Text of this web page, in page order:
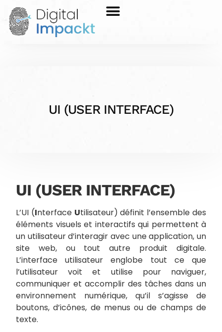
UI (USER INTERFACE)
UI (USER INTERFACE)
L’UI (Interface Utilisateur) définit l’ensemble des
éléments visuels et interactifs qui permettent à
un utilisateur d’interagir avec une application, un
site web, ou tout autre produit digitale.
L’interface utilisateur englobe tout ce que
l’utilisateur voit et utilise pour naviguer,
communiquer et accomplir des tâches dans un
environnement numérique, qu’il s’agisse de
boutons, d’icônes, de menus ou de champs de
texte.